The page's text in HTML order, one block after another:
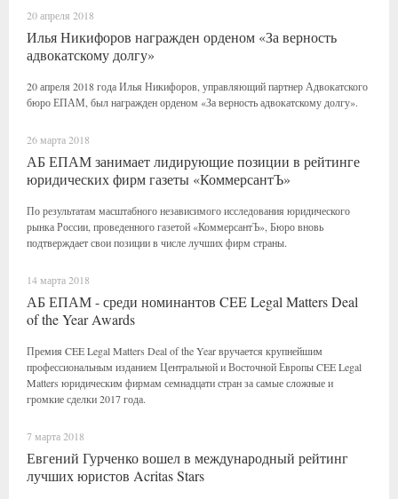
20 апреля 2018
Илья Никифоров награжден орденом «За верность
адвокатскому долгу»
20 апреля 2018 года Илья Никифоров, управляющий партнер Адвокатского
бюро ЕПАМ, был награжден орденом «За верность адвокатскому долгу».
26 марта 2018
АБ ЕПАМ занимает лидирующие позиции в рейтинге
юридических фирм газеты «КоммерсантЪ»
По результатам масштабного независимого исследования юридического
рынка России, проведенного газетой «КоммерсантЪ», Бюро вновь
подтверждает свои позиции в числе лучших фирм страны.
14 марта 2018
АБ ЕПАМ - среди номинантов CEE Legal Matters Deal
of the Year Awards
Премия CEE Legal Matters Deal of the Year вручается крупнейшим
профессиональным изданием Центральной и Восточной Европы CEE Legal
Matters юридическим фирмам семнадцати стран за самые сложные и
громкие сделки 2017 года.
7 марта 2018
Евгений Гурченко вошел в международный рейтинг
лучших юристов Acritas Stars